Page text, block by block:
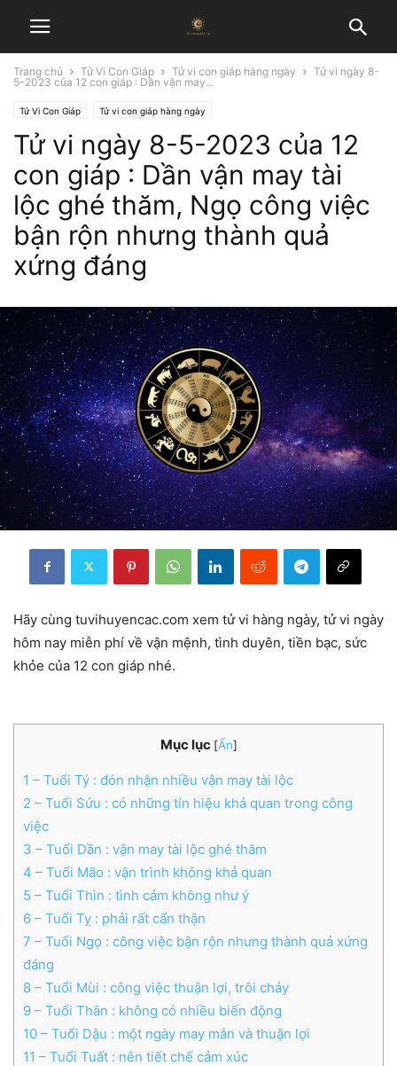
Trang chủ Tử Vi Con Giáp Tử vi con giáp hàng ngày
Tử vi ngày 8-
5-2023 của 12 con giáp : Dần vận may...
Tử Vi Con Giáp Tử vi con giáp hàng ngày
Tử vi ngày 8-5-2023 của 12
con giáp : Dần vận may tài
lộc ghé thăm, Ngọ công việc
bận rộn nhưng thành quả
xứng đáng
Hãy cùng tuvihuyencac.com xem tử vi hàng ngày, tử vi ngày
hôm nay miễn phí về vận mệnh, tình duyên, tiền bạc, sức
khỏe của 12 con giáp nhé.
Mục lục [Ẩn]
1 – Tuổi Tý : đón nhận nhiều vận may tài lộc
2 – Tuổi Sửu : có những tín hiệu khả quan trong công
việc
3 – Tuổi Dần : vận may tài lộc ghé thăm
4 – Tuổi Mão : vận trình không khả quan
5 – Tuổi Thìn : tình cảm không như ý
6 – Tuổi Tỵ : phải rất cẩn thận
7 – Tuổi Ngọ : công việc bận rộn nhưng thành quả xứng
đáng
8 – Tuổi Mùi : công việc thuận lợi, trôi chảy
9 – Tuổi Thân : không có nhiều biến động
10 – Tuổi Dậu : một ngày may mắn và thuận lợi
11 – Tuổi Tuất : nên tiết chế cảm xúc